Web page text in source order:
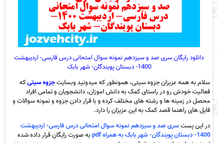
دانلود رایگان سری صد و سیزدهم نمونه سوال امتحانی درس فارسی- اردیبهشت
1400- دبستان پویندگان- شهر بابک
سلام به همه عزیزان جزوه سیتی، همونطور که میدونید وبسایتجزوه سیتیکه
فعالیت خودش رو در راستای کمک به دانش اموزان، دانشجویان و تمامی افراد
محصل در زمینه ها و رشته های مختلف کرده و با قرار دادن جزوه و نمونه سوالات و
فایل های راهنما قصد کمک به این عزیزان را دارد.
در این پستسری صد و سیزدهم نمونه سوال امتحانی درس فارسی- اردیبهشت
1400- دبستان پویندگان- شهر بابک به همراه pdf
به صورت رایگان قرار داده شده